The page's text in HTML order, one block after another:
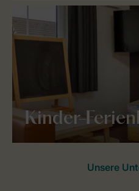
Kinder-
Unsere